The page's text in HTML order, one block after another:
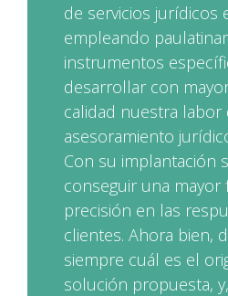
de servicios jurídicos
empleando
instrumentos
desarrollar con
calidad nuestra labor
asesoramiento
Con su implantación
conseguir una mayor
precisión en las
clientes. Ahora bien,
siempre cuál es el
solución propuesta,